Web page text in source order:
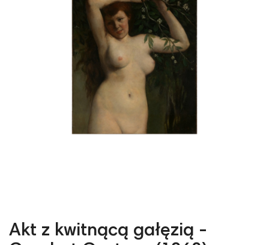
Akt z kwitnącą gałęzią -